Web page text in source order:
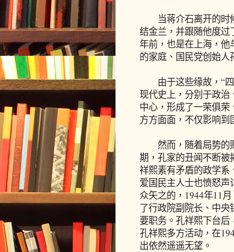
当蒋介石离开的时候
结金兰，并跟随他度过
年前，也是在上海，他
的家庭、国民党创始人
由于这些缘故，“四
现代史上，分别于政治
中心，形成了一荣俱
方方面面，不仅影响到
然而，随着局势的败
期，孔家的丑闻不断被
祥熙素有矛盾的政学系
爱国民主人士也愤怒
众矢之的，1944年11
了行政院副院长、中央
要职务。孔祥熙下台后
孔祥熙多方活动，在
出依然遥遥无望。